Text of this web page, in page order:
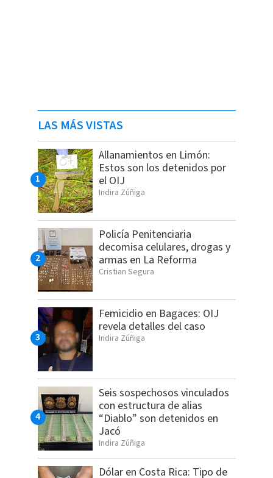
LAS MÁS VISTAS
Allanamientos en Limón:
Estos son los detenidos por
el OIJ
Indira Zúñiga
Policía Penitenciaria
decomisa celulares, drogas y
armas en La Reforma
Cristian Segura
Femicidio en Bagaces: OIJ
revela detalles del caso
Indira Zúñiga
Seis sospechosos vinculados
con estructura de alias
“Diablo” son detenidos en
Jacó
Indira Zúñiga
Dólar en Costa Rica: Tipo de